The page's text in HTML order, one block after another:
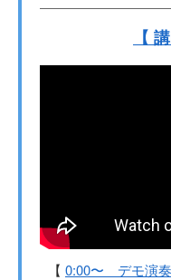
【
【 0:00〜 デモ演奏